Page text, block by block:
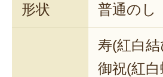
形状 普通のし
寿(紅白
御祝(紅